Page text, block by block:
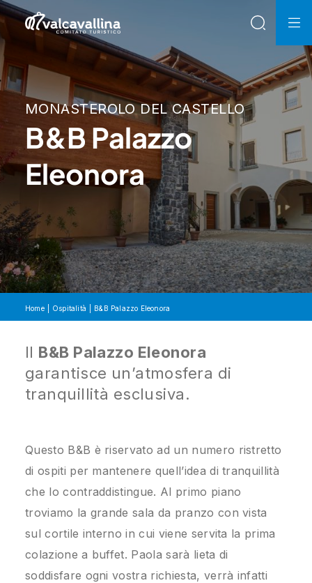
MONASTEROLO DEL CASTELLO
B&B Palazzo
Eleonora
Home Ospitalità B&B Palazzo Eleonora
Il B&B Palazzo Eleonora
garantisce un’atmosfera di
tranquillità esclusiva.
Questo B&B è riservato ad un numero ristretto
di ospiti per mantenere quell’idea di tranquillità
che lo contraddistingue. Al primo piano
troviamo la grande sala da pranzo con vista
sul cortile interno in cui viene servita la prima
colazione a buffet. Paola sarà lieta di
soddisfare ogni vostra richiesta, verrà infatti